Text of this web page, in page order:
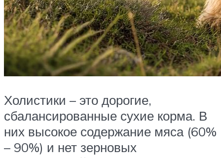
Холистики – это дорогие,
сбалансированные сухие корма. В
них высокое содержание мяса (60%
– 90%) и нет зерновых